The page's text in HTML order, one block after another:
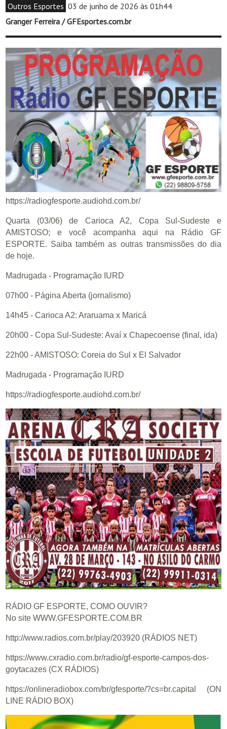
Outros Esportes 03 de junho de 2026 às 01h44
Granger Ferreira / GFEsportes.com.br
https://radiogfesporte.audiohd.com.br/
Quarta (03/06) de Carioca A2, Copa Sul-Sudeste e
AMISTOSO; e você acompanha aqui na Rádio GF
ESPORTE. Saiba também as outras transmissões do dia
de hoje.
Madrugada - Programação IURD
07h00 - Página Aberta (jornalismo)
14h45 - Carioca A2: Araruama x Maricá
20h00 - Copa Sul-Sudeste: Avaí x Chapecoense (final, ida)
22h00 - AMISTOSO: Coreia do Sul x El Salvador
Madrugada - Programação IURD
https://radiogfesporte.audiohd.com.br/
RÁDIO GF ESPORTE, COMO OUVIR?
No site WWW.GFESPORTE.COM.BR
http://www.radios.com.br/play/203920 (RÁDIOS NET)
https://www.cxradio.com.br/radio/gf-esporte-campos-dos-
goytacazes (CX RÁDIOS)
https://onlineradiobox.com/br/gfesporte/?cs=br.capital (ON
LINE RÁDIO BOX)